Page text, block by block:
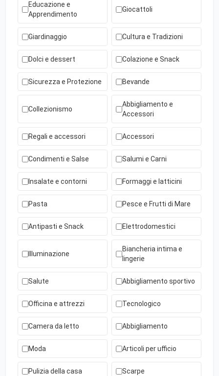
Educazione e
Apprendimento
Giocattoli
Giardinaggio Cultura e Tradizioni
Dolci e dessert Colazione e Snack
Sicurezza e Protezione Bevande
Collezionismo
Abbigliamento e
Accessori
Regali e accessori Accessori
Condimenti e Salse Salumi e Carni
Insalate e contorni Formaggi e latticini
Pasta Pesce e Frutti di Mare
Antipasti e Snack Elettrodomestici
Illuminazione
Biancheria intima e
lingerie
Salute Abbigliamento sportivo
Officina e attrezzi Tecnologico
Camera da letto Abbigliamento
Moda Articoli per ufficio
Pulizia della casa Scarpe